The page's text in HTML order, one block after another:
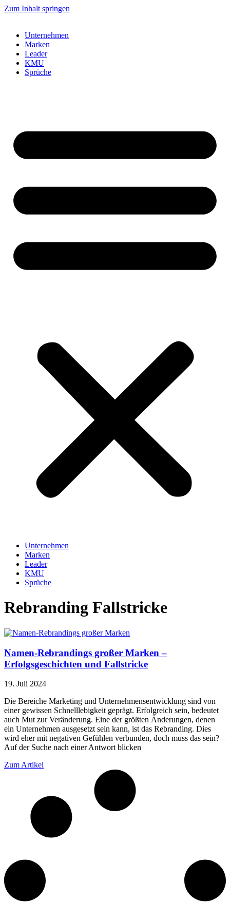
Zum Inhalt springen
Unternehmen
Marken
Leader
KMU
Sprüche
Unternehmen
Marken
Leader
KMU
Sprüche
Rebranding Fallstricke
Namen-Rebrandings großer Marken –
Erfolgsgeschichten und Fallstricke
19. Juli 2024
Die Bereiche Marketing und Unternehmensentwicklung sind von
einer gewissen Schnelllebigkeit geprägt. Erfolgreich sein, bedeutet
auch Mut zur Veränderung. Eine der größten Änderungen, denen
ein Unternehmen ausgesetzt sein kann, ist das Rebranding. Dies
wird eher mit negativen Gefühlen verbunden, doch muss das sein? –
Auf der Suche nach einer Antwort blicken
Zum Artikel